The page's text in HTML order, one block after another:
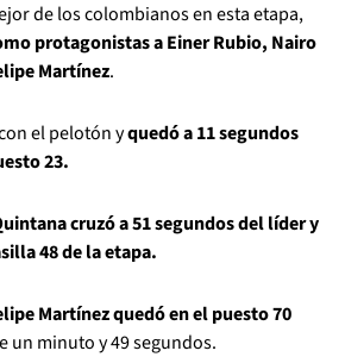
de los colombianos en esta etapa,
protagonistas a Einer Rubio, Nairo
Martínez.
el pelotón yquedó a 11 segundos
23.
cruzó a 51 segundos del líder y
48 de la etapa.
Martínez quedó en el puesto 70
un minuto y 49 segundos.